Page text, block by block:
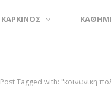
ΚΑΡΚΙΝΟΣ
Post Tagged with: "κοινωνικη